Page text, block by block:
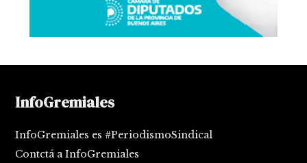
InfoGremiales
InfoGremiales es #PeriodismoSindical
Contctá a InfoGremiales